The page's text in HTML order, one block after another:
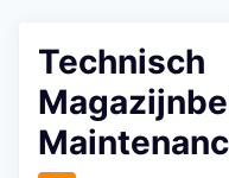
Technisch